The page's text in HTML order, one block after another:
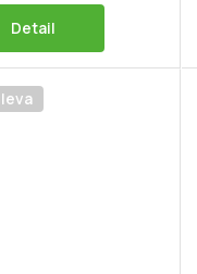
Detail